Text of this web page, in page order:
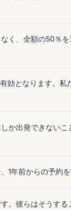
く、全額の50％
となります。
か出発できない
1年前からの予約
。彼らはそうす